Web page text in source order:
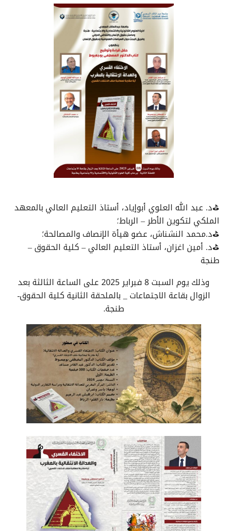
⛳د. عبد الله العلوي أبوإياد، أستاذ التعليم العالي بالمعهد
الملكي لتكوين الأطر – الرباط؛
⛳د.محمد النشناش، عضو هيأة الإنصاف والمصالحة؛
⛳د. أمين اغزان، أستاذ التعليم العالي – كلية الحقوق –
طنجة
وذلك يوم السبت 8 فبراير 2025 على الساعة الثالثة بعد
الزوال بقاعة الاجتماعات _ بالملحقة الثانية كلية الحقوق-
طنجة.